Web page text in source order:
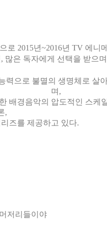
로 2015년~2016년 TV 에니
많은 독자에게 선택을 받으
력으로 불멸의 생명체로 살
며,
배경음악의 압도적인 스케
,
즈를 제공하고 있다.
저리들이야